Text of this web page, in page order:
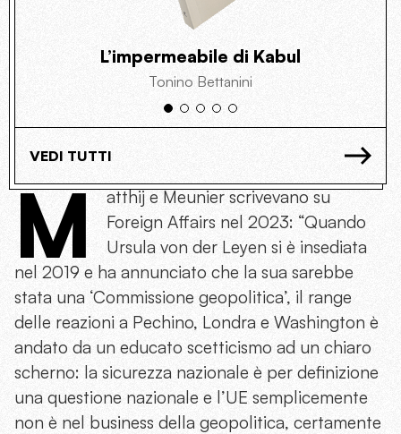
L’impermeabile di Kabul
Tonino Bettanini
VEDI TUTTI
M
atthij e Meunier scrivevano su
Foreign Affairs nel 2023: “Quando
Ursula von der Leyen si è insediata
nel 2019 e ha annunciato che la sua sarebbe
stata una ‘Commissione geopolitica’, il range
delle reazioni a Pechino, Londra e Washington è
andato da un educato scetticismo ad un chiaro
scherno: la sicurezza nazionale è per definizione
una questione nazionale e l’UE semplicemente
non è nel business della geopolitica, certamente